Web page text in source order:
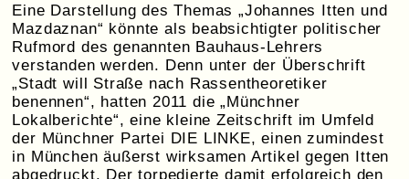
Eine Darstellung des Themas „Johannes Itten und
Mazdaznan“ könnte als beabsichtigter politischer
Rufmord des genannten Bauhaus-Lehrers
verstanden werden. Denn unter der Überschrift
„Stadt will Straße nach Rassentheoretiker
benennen“, hatten 2011 die „Münchner
Lokalberichte“, eine kleine Zeitschrift im Umfeld
der Münchner Partei DIE LINKE, einen zumindest
in München äußerst wirksamen Artikel gegen Itten
abgedruckt. Der torpedierte damit erfolgreich den